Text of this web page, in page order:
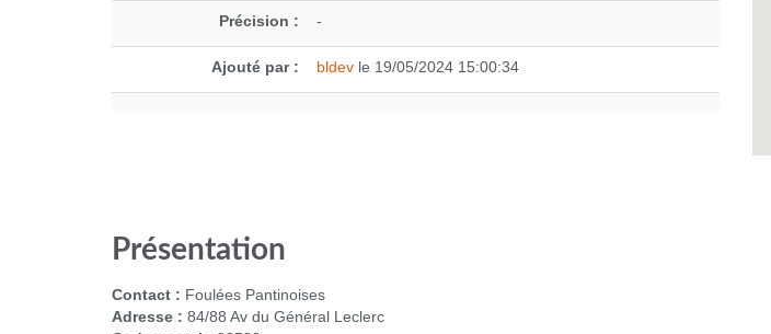
Précision : -
Ajouté par : bldev le 19/05/2024 15:00:34
Présentation
Contact : Foulées Pantinoises
Adresse : 84/88 Av du Général Leclerc